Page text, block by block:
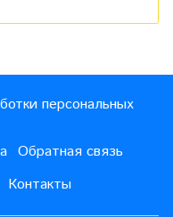
персональных
Обратная связь
Контакты